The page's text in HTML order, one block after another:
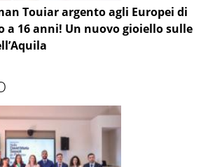
Touiar argento agli Europei di
a 16 anni! Un nuovo gioiello sulle